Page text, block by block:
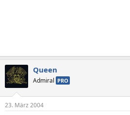
Queen
Admiral PRO
23. März 2004